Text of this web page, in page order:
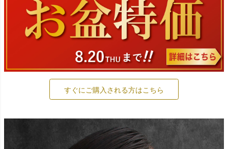
すぐにご購入される方はこちら